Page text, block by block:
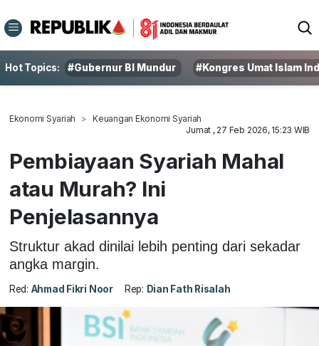
Hot Topics: #Gubernur BI Mundur #Kongres Umat Islam
Ekonomi Syariah
Keuangan Ekonomi Syariah
Jumat , 27 Feb 2026, 15:23 WIB
Pembiayaan Syariah Mahal
atau Murah? Ini
Penjelasannya
Struktur akad dinilai lebih penting dari sekadar
angka margin.
Red: Ahmad Fikri Noor Rep: Dian Fath Risalah